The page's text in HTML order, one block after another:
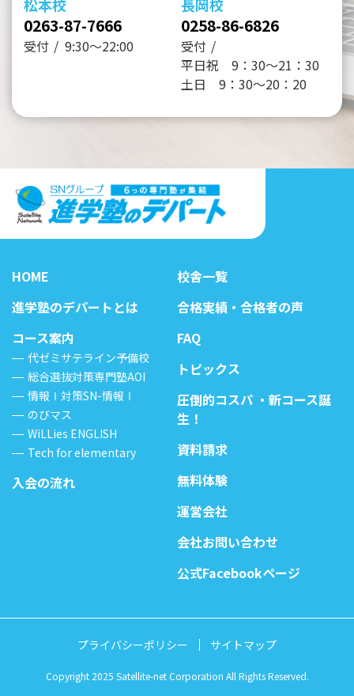
松本校
0263-87-7666
受付 9:30～22:00
長岡校
0258-86-6826
受付
平日祝 9：30～21：30
土日 9：30～20：20
HOME
進学塾のデパートとは
コース案内
代ゼミサテライン予備校
総合選抜対策専門塾AOI
情報Ⅰ対策SN-情報Ⅰ
のびマス
WiLLies ENGLISH
Tech for elementary
入会の流れ
校舎一覧
合格実績・合格者の声
FAQ
トピックス
圧倒的コスパ ・新コース誕
生！
資料請求
無料体験
運営会社
会社お問い合わせ
公式Facebookページ
プライバシーポリシー サイトマップ
Copyright 2025 Satellite-net Corporation All Rights Reserved.